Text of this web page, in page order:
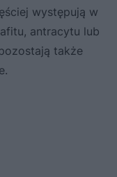
występują w
antracytu lub
także